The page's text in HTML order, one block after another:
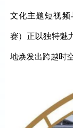
文化主题短视频
赛）正以独特魅
地焕发出跨越时